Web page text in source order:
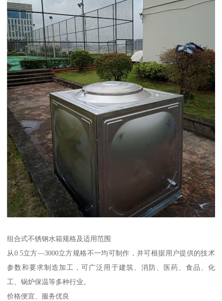
组合式不锈钢水箱规格及适用范围
从0.5立方—3000立方规格不一均可制作，并可根据用户提供的技术
参数和要求制造加工，可广泛用于建筑、消防、医药、食品、化
工、锅炉保温等多种行业。
价格便宜、服务优良